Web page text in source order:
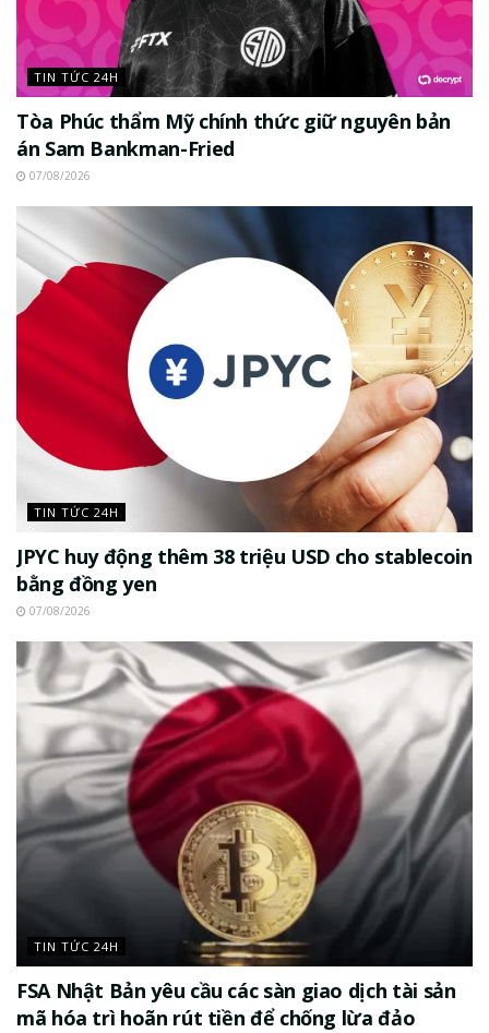
TIN TỨC 24H
Tòa Phúc thẩm Mỹ chính thức giữ nguyên bản
án Sam Bankman-Fried
07/08/2026
TIN TỨC 24H
JPYC huy động thêm 38 triệu USD cho stablecoin
bằng đồng yen
07/08/2026
TIN TỨC 24H
FSA Nhật Bản yêu cầu các sàn giao dịch tài sản
mã hóa trì hoãn rút tiền để chống lừa đảo